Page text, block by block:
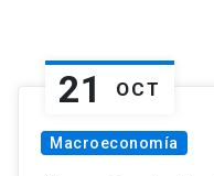
21 OCT
Macroeconomía